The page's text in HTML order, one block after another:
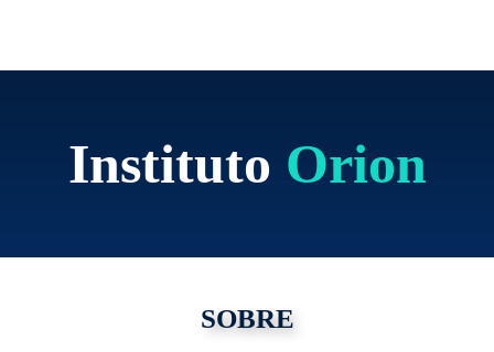
o
Instituto Orion
SOBRE